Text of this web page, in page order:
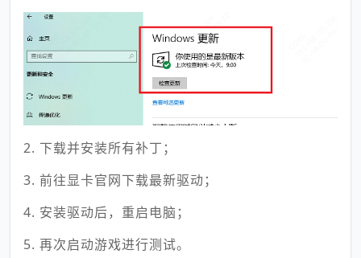
2. 下载并安装所有补丁；
3. 前往显卡官网下载最新驱动；
4. 安装驱动后，重启电脑；
5. 再次启动游戏进行测试。